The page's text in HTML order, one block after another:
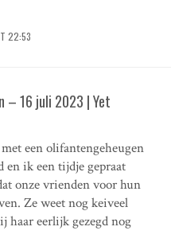
22:53
– 16 juli 2023 | Yet
een olifantengeheugen
ik een tijdje gepraat
onze vrienden voor hun
Ze weet nog keiveel
haar eerlijk gezegd nog